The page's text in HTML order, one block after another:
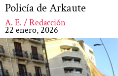
Policía de Arkaute
A. E. / Redacción
22 enero, 2026